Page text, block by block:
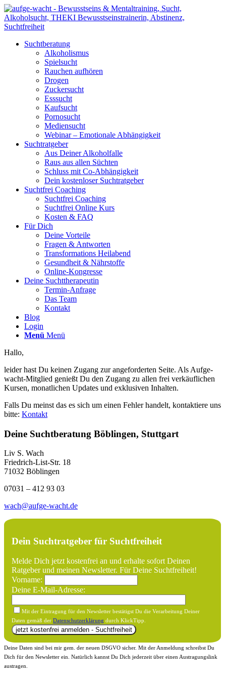
Suchtberatung
Alkoholismus
Spielsucht
Rauchen aufhören
Drogen
Zuckersucht
Esssucht
Kaufsucht
Pornosucht
Mediensucht
Webinar – Emotionale Abhängigkeit
Suchtratgeber
Aus Deiner Alkoholfalle
Raus aus allen Süchten
Schluss mit Co-Abhängigkeit
Dein kostenloser Suchtratgeber
Suchtfrei Coaching
Suchtfrei Coaching
Suchtfrei Online Kurs
Kosten & FAQ
Für Dich
Deine Vorteile
Fragen & Antworten
Transformations Heilabend
Gesundheit & Nährstoffe
Online-Kongresse
Deine Suchttherapeutin
Termin-Anfrage
Das Team
Kontakt
Blog
Login
Menü Menü
Hallo,
leider hast Du keinen Zugang zur angeforderten Seite. Als Aufge-
wacht-Mitglied genießt Du den Zugang zu allen frei verkäuflichen
Kursen, monatlichen Updates und exklusiven Inhalten.
Falls Du meinst das es sich um einen Fehler handelt, kontaktiere uns
bitte: Kontakt
Deine Suchtberatung Böblingen, Stuttgart
Liv S. Wach
Friedrich-List-Str. 18
71032 Böblingen
07031 – 412 93 03
wach@aufge-wacht.de
Dein Suchtratgeber für Suchtfreiheit
Melde Dich jetzt kostenfrei an und erhalte sofort Deinen
Ratgeber und meinen Newsletter. Für Deine Suchtfreiheit!
Vorname:
Deine E-Mail-Adresse:
Mit der Eintragung für den Newsletter bestätigst Du die Verarbeitung Deiner
Daten gemäß der Datenschutzerklärung durch KlickTipp.
Deine Daten sind bei mir gem. der neuen DSGVO sicher. Mit der Anmeldung schreibst Du
Dich für den Newsletter ein. Natürlich kannst Du Dich jederzeit über einen Austragungslink
austragen.